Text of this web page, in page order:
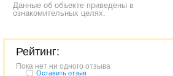
Данные об объекте приведены в
ознакомительных целях.
Рейтинг:
Пока нет ни одного отзыва
Оставить отзыв